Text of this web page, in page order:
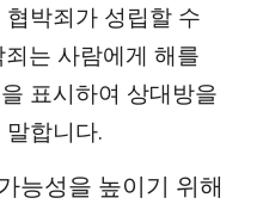
박죄가 성립할 수
는 사람에게 해를
표시하여 상대방을
합니다.
능성을 높이기 위해